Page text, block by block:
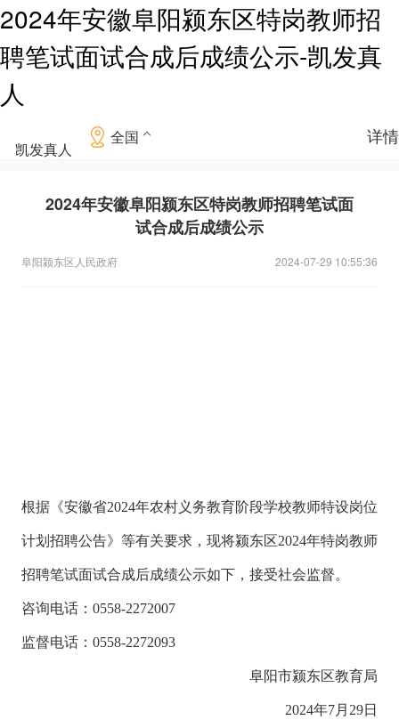
2024年安徽阜阳颍东区特岗教师招
聘笔试面试合成后成绩公示-凯发真
人
凯发真人
全国 详情
2024年安徽阜阳颍东区特岗教师招聘笔试面
试合成后成绩公示
阜阳颍东区人民政府 2024-07-29 10:55:36
根据《安徽省2024年农村义务教育阶段学校教师特设岗位
计划招聘公告》等有关要求，现将颍东区2024年特岗教师
招聘笔试面试合成后成绩公示如下，接受社会监督。
咨询电话：0558-2272007
监督电话：0558-2272093
阜阳市颍东区教育局
2024年7月29日